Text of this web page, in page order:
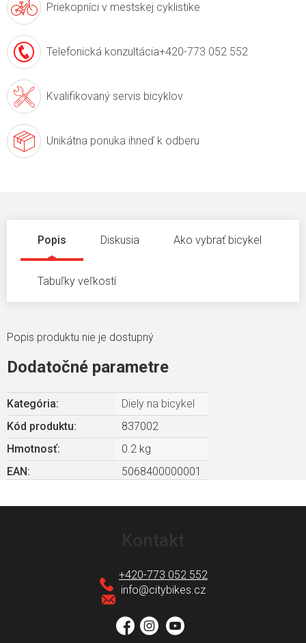
Priekopníci v mestskej cyklistike
Telefonická konzultácia+420-773 052 552
Kvalifikovaný servis bicyklov
Unikátna ponuka ihneď k odberu
Popis Diskusia Ako vybrať bicykel
Tabuľky veľkostí
Popis produktu nie je dostupný
Dodatočné parametre
Kategória:
Diely na bicykel
Kód produktu:
837002
Hmotnosť:
0.2 kg
EAN : 5068400000001
info@citybikes.cz
+420-773 052 552